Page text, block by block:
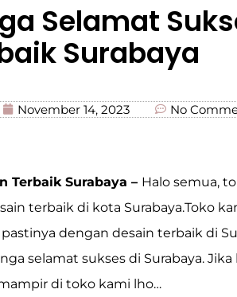
Selamat
Surabaya
November 14, 2023 No
Terbaik Surabaya – Halo semua,
terbaik di kota Surabaya.Toko
dengan desain terbaik di
selamat sukses di Surabaya. Jika
di toko kami lho…